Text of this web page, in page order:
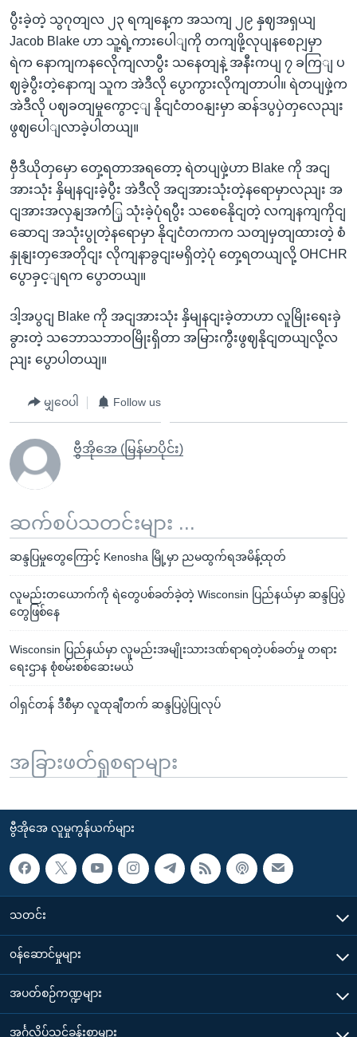
ပွီးခဲ့တဲ့ သွဂုတျလ ၂၃ ရကျနေ့က အသကျ ၂၉ နှဈအရှယျ
Jacob Blake ဟာ သူ့ရဲ့ကားပေါျကို တကျဖို့လုပျနစေဉျမှာ
ရဲက နောကျကနလေိုကျလာပွီး သနေတျနဲ့ အနီးကပျ ၇ ခကြျ ပ
ဈခဲ့ပွီးတဲ့နောကျ သူက အဲဒီလို ပွောကွားလိုကျတာပါ။ ရဲတပျဖှဲ့က
အဲဒီလို ပဈခတျမှုကွောင့ျ နိုငျငံတဝနျးမှာ ဆန်ဒပွပှဲတှလေညျး
ဖွဈပေါျလာခဲ့ပါတယျ။
ဗှီဒီယိုတှမှော တှေ့ရတာအရတော့ ရဲတပျဖှဲ့ဟာ Blake ကို အငျ
အားသုံး နှိမျနငျးခဲ့ပွီး အဲဒီလို အငျအားသုံးတဲ့နရောမှာလညျး အ
ငျအားအလှနျအကံြှ သုံးခဲ့ပုံရပွီး သစေနေိုငျတဲ့ လကျနကျကိုငျ
ဆောငျ အသုံးပွုတဲ့နရောမှာ နိုငျငံတကာက သတျမှတျထားတဲ့ စံ
နှုနျးတှအေတိုငျး လိုကျနာခွငျးမရှိတဲ့ပုံ တှေ့ရတယျလို့ OHCHR
ပွောခှင့ျရက ပွောတယျ။
ဒါ့အပွငျ Blake ကို အငျအားသုံး နှိမျနငျးခဲ့တာဟာ လူမြိုးရေးခှဲ
ခွားတဲ့ သဘောသဘာဝမြိုးရှိတာ အမြားကွီးဖွဈနိုငျတယျလို့လ
ညျး ပွောပါတယျ။
မျှဝေပါ Follow us
ဗွီအိုအေ (မြန်မာပိုင်း)
ဆက်စပ်သတင်းများ ...
ဆန္ဒပြမှုတွေကြောင့် Kenosha မြို့မှာ ညမထွက်ရအမိန့်ထုတ်
လူမည်းတယောက်ကို ရဲတွေပစ်ခတ်ခဲ့တဲ့ Wisconsin ပြည်နယ်မှာ ဆန္ဒပြပွဲ
တွေဖြစ်နေ
Wisconsin ပြည်နယ်မှာ လူမည်းအမျိုးသားဒဏ်ရာရတဲ့ပစ်ခတ်မှု တရား
ရေးဌာန စုံစမ်းစစ်ဆေးမယ်
ဝါရှင်တန် ဒီစီမှာ လူထုချီတက် ဆန္ဒပြပွဲပြုလုပ်
အခြားဖတ်ရှုစရာများ
ဗွီအိုအေ လူမှုကွန်ယက်များ
သတင်း
၀န်ဆောင်မှုများ
အပတ်စဉ်ကဏ္ဍများ
အင်္ဂလိပ်သင်ခန်းစာများ